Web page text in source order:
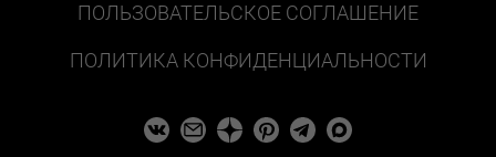
ПОЛЬЗОВАТЕЛЬСКОЕ СОГЛАШЕНИЕ
ПОЛИТИКА КОНФИДЕНЦИАЛЬНОСТИ